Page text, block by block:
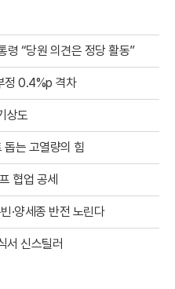
령 “당원 의견은 정당 활동”
정 0.4%p 격차
상도
돕는 고열량의 힘
협업 공세
·양세종 반전 노린다
서 신스틸러